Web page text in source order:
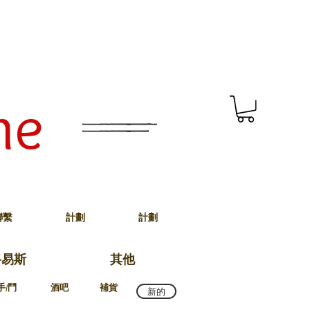
繫 計劃 計劃
斯 其他
/鬥 酒吧 補貨 新的